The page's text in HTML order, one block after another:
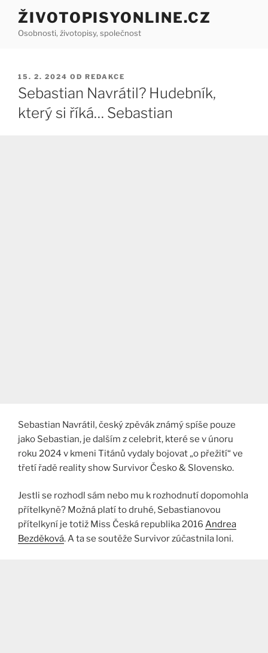
Přejít
obsahu
ŽIVOTOPISYONLINE.CZ
Osobnosti, životopisy, společnost
PUBLIKOVÁNO
15. 2. 2024 OD REDAKCE
Sebastian Navrátil? Hudebník,
který si říká… Sebastian
Sebastian Navrátil, český zpěvák známý spíše pouze
jako Sebastian, je dalším z celebrit, které se v únoru
roku 2024 v kmeni Titánů vydaly bojovat „o přežití“ ve
třetí řadě reality show Survivor Česko & Slovensko.
Jestli se rozhodl sám nebo mu k rozhodnutí dopomohla
přítelkyně? Možná platí to druhé, Sebastianovou
přítelkyní je totiž Miss Česká republika 2016 Andrea
Bezděková. A ta se soutěže Survivor zúčastnila loni.